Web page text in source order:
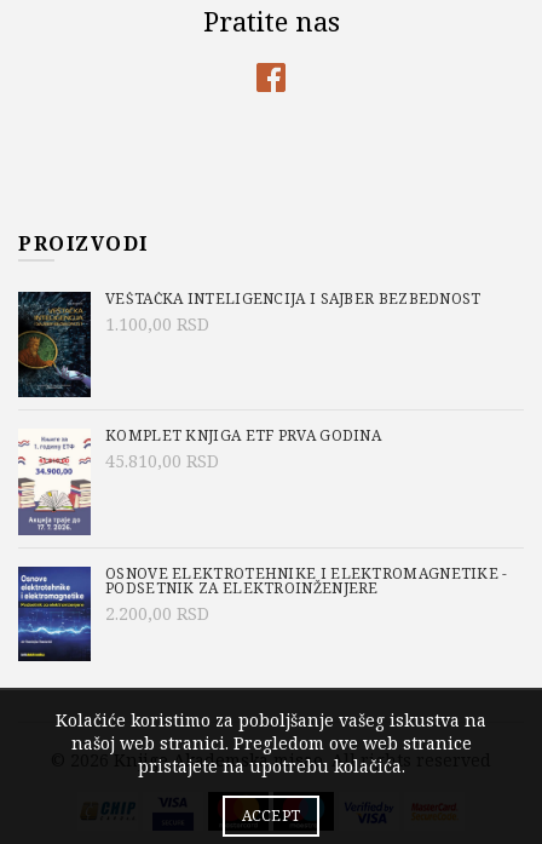
Pratite nas
PROIZVODI
VEŠTAČKA INTELIGENCIJA I SAJBER BEZBEDNOST
1.100,00 RSD
KOMPLET KNJIGA ETF PRVA GODINA
45.810,00 RSD
OSNOVE ELEKTROTEHNIKE I ELEKTROMAGNETIKE -
PODSETNIK ZA ELEKTROINŽENJERE
2.200,00 RSD
© 2026 Knjige Akademska misao. All rights reserved
Kolačiće koristimo za poboljšanje vašeg iskustva na
našoj web stranici. Pregledom ove web stranice
pristajete na upotrebu kolačića.
ACCEPT